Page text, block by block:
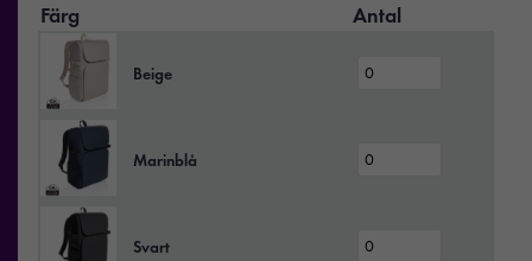
Färg Antal
Beige
Marinblå
Svart